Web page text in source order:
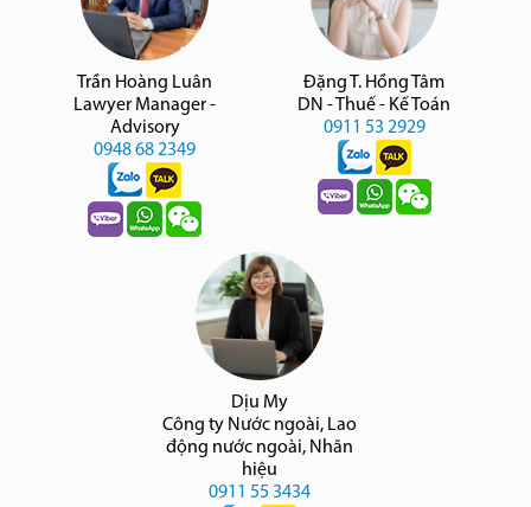
Trần Hoàng Luân
Lawyer Manager -
Advisory
0948 68 2349
Đặng T. Hồng Tâm
DN - Thuế - Kế Toán
0911 53 2929
Dịu My
Công ty Nước ngoài, Lao
động nước ngoài, Nhãn
hiệu
0911 55 3434